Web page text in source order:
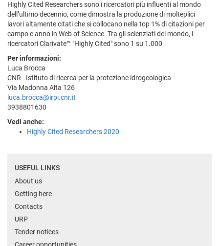
Highly Cited Researchers sono i ricercatori più influenti al mondo
dell’ultimo decennio, come dimostra la produzione di molteplici
lavori altamente citati che si collocano nella top 1% di citazioni per
campo e anno in Web of Science. Tra gli scienziati del mondo, i
ricercatori Clarivate™ "Highly Cited" sono 1 su 1.000
Per informazioni:
Luca Brocca
CNR - Istituto di ricerca per la protezione idrogeologica
Via Madonna Alta 126
luca.brocca@irpi.cnr.it
3938801630
Vedi anche:
Highly Cited Researchers 2020
USEFUL LINKS
About us
Getting here
Contacts
URP
Tender notices